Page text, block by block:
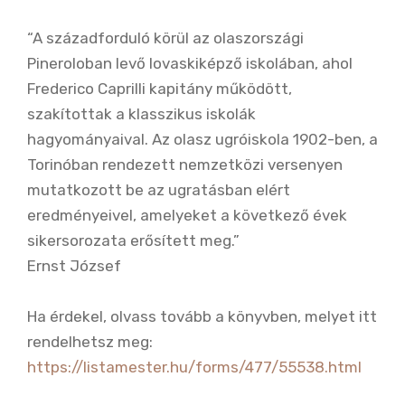
“A századforduló körül az olaszországi
Pineroloban levő lovaskiképző iskolában, ahol
Frederico Caprilli kapitány működött,
szakítottak a klasszikus iskolák
hagyományaival. Az olasz ugróiskola 1902-ben, a
Torinóban rendezett nemzetközi versenyen
mutatkozott be az ugratásban elért
eredményeivel, amelyeket a következő évek
sikersorozata erősített meg.”
Ernst József
Ha érdekel, olvass tovább a könyvben, melyet itt
rendelhetsz meg:
https://listamester.hu/forms/477/55538.html